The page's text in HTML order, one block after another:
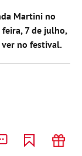
Martini no
7 de julho,
ver no festival.